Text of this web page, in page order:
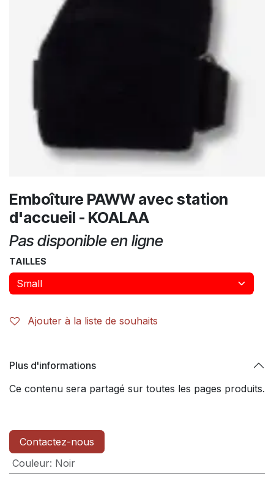
Emboîture PAWW avec station
d'accueil - KOALAA
Pas disponible en ligne
TAILLES
Ajouter à la liste de souhaits
Plus d'informations
Ce contenu sera partagé sur toutes les pages produits.
Contactez-nous
Couleur: Noir